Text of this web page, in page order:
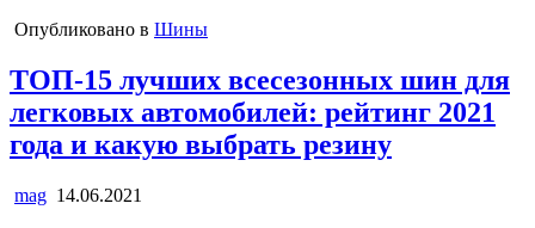
Опубликовано в Шины
ТОП-15 лучших всесезонных шин для
легковых автомобилей: рейтинг 2021
года и какую выбрать резину
mag 14.06.2021